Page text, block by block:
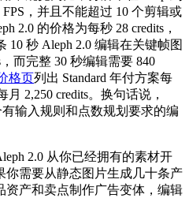
，并且不能超过 10 个剪辑或
2.0 的价格为每秒 28 credits，
10 秒 Aleph 2.0 编辑在关键帧图
而完整 30 秒编辑需要 840
格页列出 Standard 年付方案每
月 2,250 credits。换句话说，
输入规则和点数规划要求的编
2.0 从你已经拥有的素材开
你需要从静态图片生成几十条产
资产和卖点制作广告变体，编辑